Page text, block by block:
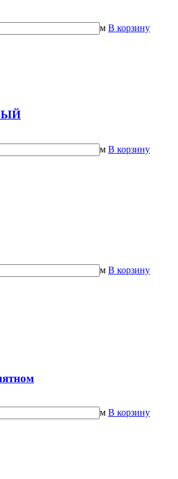
м В корзину
м В корзину
м В корзину
м В корзину